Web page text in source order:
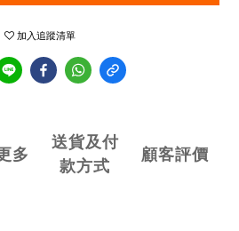
加入追蹤清單
多
送貨及付
款方式
顧客評價